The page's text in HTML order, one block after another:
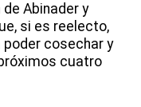
Abinader y
si es reelecto,
poder cosechar y
cuatro